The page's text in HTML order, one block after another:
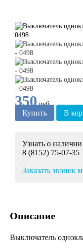
350 руб.
Купить В
Узнать о
8 (8152) 75-07-35
Заказать звонок
Описание
Выключатель